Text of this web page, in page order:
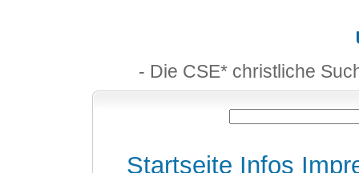
- Die CSE* christliche
Startseite Infos